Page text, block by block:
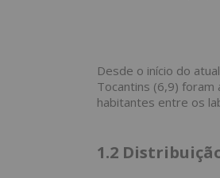
Desde o início do
Tocantins (6,9)
habitantes entre os
1.2